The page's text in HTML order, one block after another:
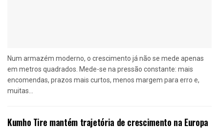
Num armazém moderno, o crescimento já não se mede apenas
em metros quadrados. Mede-se na pressão constante: mais
encomendas, prazos mais curtos, menos margem para erro e,
muitas...
Kumho Tire mantém trajetória de crescimento na Europa